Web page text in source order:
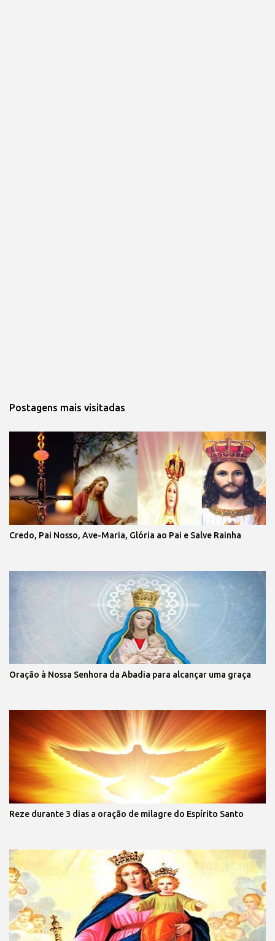
Postagens mais visitadas
Credo, Pai Nosso, Ave-Maria, Glória ao Pai e Salve Rainha
Oração à Nossa Senhora da Abadia para alcançar uma graça
Reze durante 3 dias a oração de milagre do Espírito Santo